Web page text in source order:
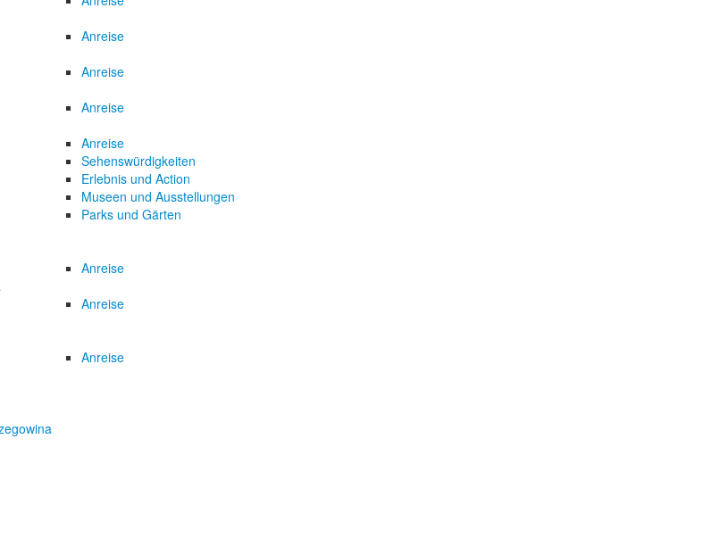
Anreise
Anreise
Anreise
Anreise
Sehenswürdigkeiten
Erlebnis und Action
Museen und Ausstellungen
Parks und Gärten
Anreise
Anreise
Anreise